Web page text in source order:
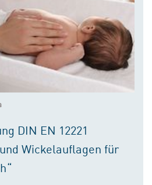
DIN EN 12221
Wickelauflagen für